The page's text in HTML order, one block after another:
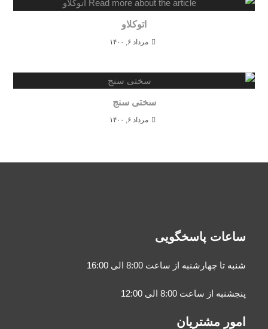
اتوکلاو
مرداد ۶, ۱۴۰۰
سختی سنج
مرداد ۶, ۱۴۰۰
ساعات پاسخگویی
شنبه تا چهارشنبه از ساعت 8:00 الی 16:00
پنجشنبه از ساعت 8:00 الی 12:00
امور مشتریان